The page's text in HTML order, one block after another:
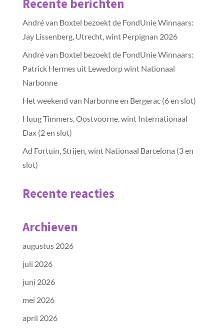
Recente berichten
André van Boxtel bezoekt de FondUnie Winnaars:
Jay Lissenberg, Utrecht, wint Perpignan 2026
André van Boxtel bezoekt de FondUnie Winnaars:
Patrick Hermes uit Lewedorp wint Nationaal
Narbonne
Het weekend van Narbonne en Bergerac (6 en slot)
Huug Timmers, Oostvoorne, wint Internationaal
Dax (2 en slot)
Ad Fortuin, Strijen, wint Nationaal Barcelona (3 en
slot)
Recente reacties
Archieven
augustus 2026
juli 2026
juni 2026
mei 2026
april 2026